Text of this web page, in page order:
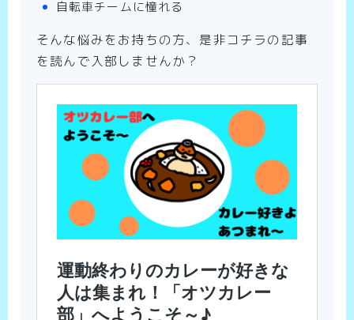
自転車チームに憧れる
そんな悩みをお持ちの方、是非コチラの記事
を読んで入部しませんか？